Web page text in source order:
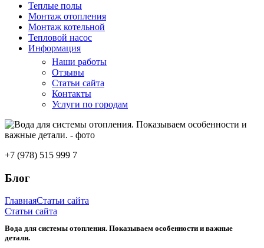
Теплые полы
Монтаж отопления
Монтаж котельной
Тепловой насос
Информация
Наши работы
Отзывы
Статьи сайта
Контакты
Услуги по городам
+7 (978) 515 999 7
Блог
ГлавнаяСтатьи сайта
Статьи сайта
Вода для системы отопления. Показываем особенности и важные
детали.